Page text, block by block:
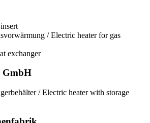
/ Electric heater for gas
exchanger
GmbH
/ Electric heater with storage